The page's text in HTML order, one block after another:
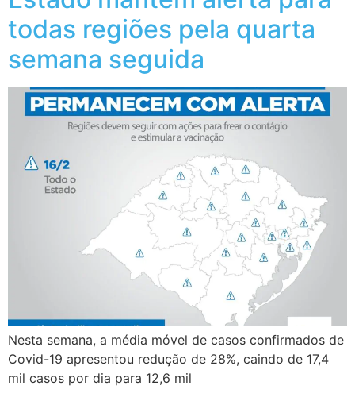
todas regiões pela quarta
semana seguida
Nesta semana, a média móvel de casos confirmados de
Covid-19 apresentou redução de 28%, caindo de 17,4
mil casos por dia para 12,6 mil